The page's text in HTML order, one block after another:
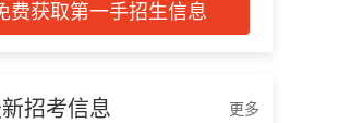
费获取第一手招生信息
招考信息 更多